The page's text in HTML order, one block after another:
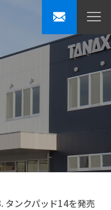
タンクパッド14を発売